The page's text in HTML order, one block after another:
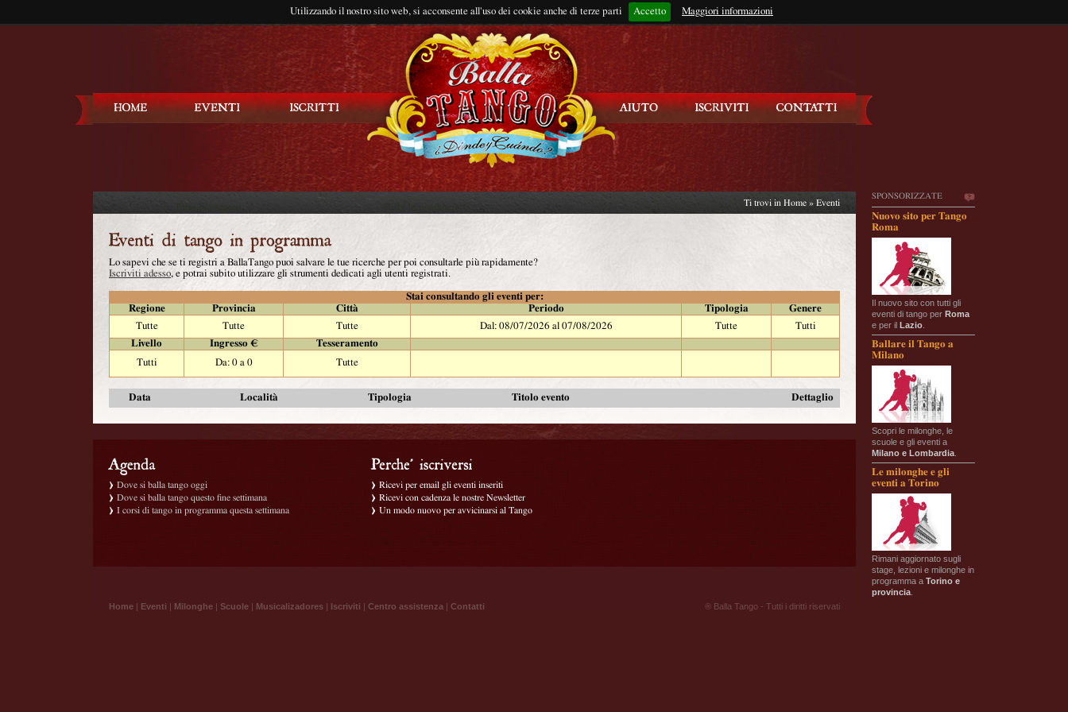
Utilizzando il nostro sito web, si acconsente all'uso dei cookie anche di terze parti Accetto Maggiori informazioni
Rimani connesso?
SPONSORIZZATE
Nuovo sito per Tango
Roma
Il nuovo sito con tutti gli
eventi di tango per Roma
e per il Lazio
Ballare il Tango a
Milano
Scopri le milonghe, le
scuole e gli eventi a
Milano e Lombardia
Le milonghe e gli
eventi a Torino
Rimani aggiornato sugli
stage, lezioni e milonghe in
programma a Torino e
provincia
Ti trovi in Home » Eventi
Lo sapevi che se ti registri a BallaTango puoi salvare le tue ricerche per poi consultarle più rapidamente?
Iscriviti adesso, e potrai subito utilizzare gli strumenti dedicati agli utenti registrati.
Stai consultando gli eventi per:
Regione
Provincia Città Periodo Tipologia
Genere
Tutte
Tutte Tutte Dal: 08/07/2026 al 07/08/2026 Tutte
Tutti
Livello
Ingresso €
Tesseramento
Tutti
Da: 0 a 0 Tutte
Data Località Tipologia Titolo evento Dettaglio
Dove si balla tango oggi
Dove si balla tango questo fine settimana
I corsi di tango in programma questa settimana
Ricevi per email gli eventi inseriti
Ricevi con cadenza le nostre Newsletter
Un modo nuovo per avvicinarsi al Tango
Home | Eventi | Milonghe | Scuole | Musicalizadores | Iscriviti | Centro assistenza | Contatti ® Balla Tango - Tutti i diritti riservati